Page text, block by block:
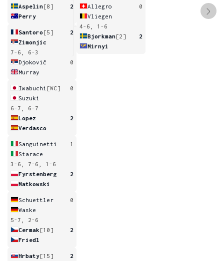
Aspelin[8]
2
Perry
Santoro [5]
2
Zimonjic
7-6, 6-3
Djokovič
0
Murray
Iwabuchi [WC]
0
Suzuki
6-7, 6-7
Lopez
2
Verdasco
Sanguinetti
1
Starace
3-6, 7-6, 1-6
Fyrstenberg
2
Matkowski
Schuettler
0
Waske
5-7, 2-6
Cermak [10]
2
Friedl
Hrbaty[15] 2
Allegro
0
Vliegen
4-6, 1-6
Bjorkman[2]
2
Mirnyi